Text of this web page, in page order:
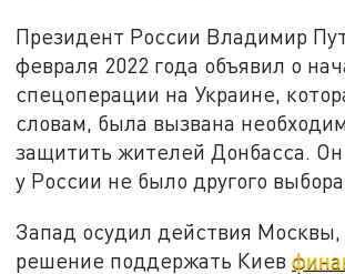
Президент России Владимир
февраля 2022 года объявил о
спецоперации на Украине,
словам, была вызвана
защитить жителей Донбасса.
у России не было другого
Запад осудил действия Москвы,
решение поддержать Киев